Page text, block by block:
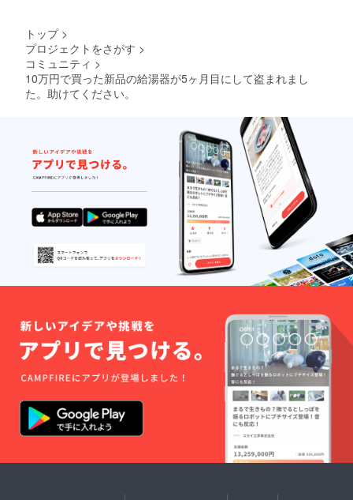
トップ >
プロジェクトをさがす >
コミュニティ >
10万円で買った新品の給湯器が5ヶ月目にして盗まれまし
た。助けてください。